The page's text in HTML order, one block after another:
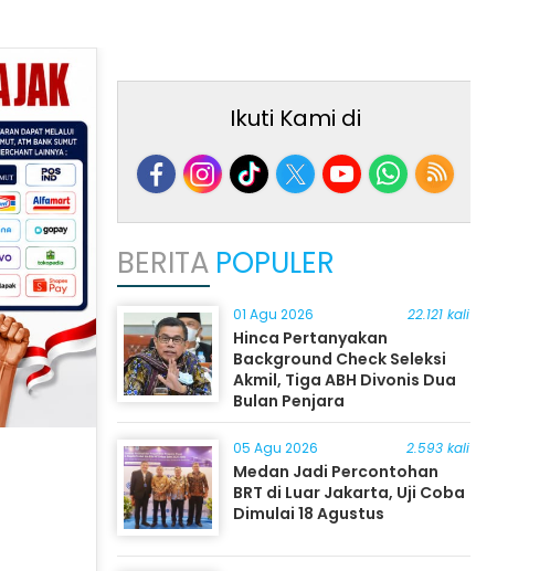
Ikuti Kami di
BERITA POPULER
01 Agu 2026 22.121 kali
Hinca Pertanyakan
Background Check Seleksi
Akmil, Tiga ABH Divonis Dua
Bulan Penjara
05 Agu 2026 2.593 kali
Medan Jadi Percontohan
BRT di Luar Jakarta, Uji Coba
Dimulai 18 Agustus